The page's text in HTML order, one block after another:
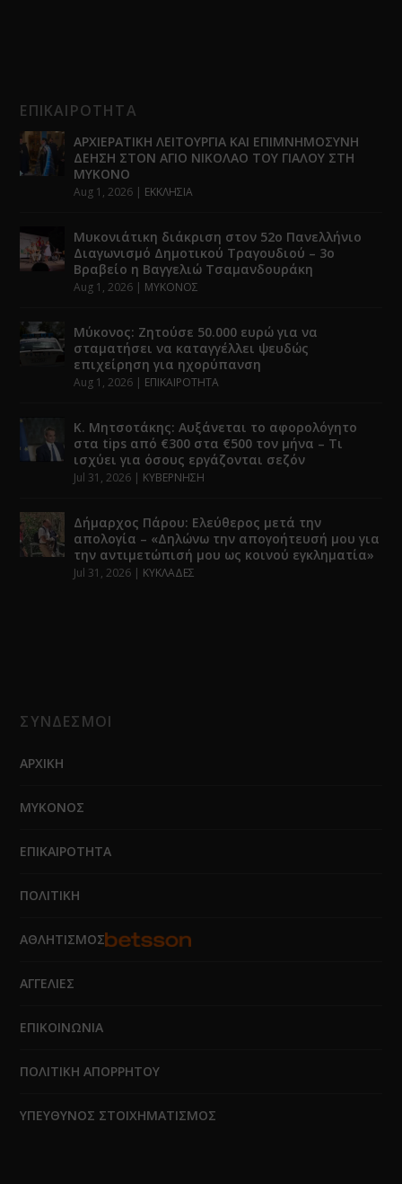
ΕΠΙΚΑΙΡΟΤΗΤΑ
ΑΡΧΙΕΡΑΤΙΚΗ ΛΕΙΤΟΥΡΓΙΑ ΚΑΙ ΕΠΙΜΝΗΜΟΣΥΝΗ
ΔΕΗΣΗ ΣΤΟΝ ΑΓΙΟ ΝΙΚΟΛΑΟ ΤΟΥ ΓΙΑΛΟΥ ΣΤΗ
ΜΥΚΟΝΟ
Aug 1, 2026 | ΕΚΚΛΗΣΙΑ
Μυκονιάτικη διάκριση στον 52ο Πανελλήνιο
Διαγωνισμό Δημοτικού Τραγουδιού – 3ο
Βραβείο η Βαγγελιώ Τσαμανδουράκη
Aug 1, 2026 | ΜΥΚΟΝΟΣ
Μύκονος: Ζητούσε 50.000 ευρώ για να
σταματήσει να καταγγέλλει ψευδώς
επιχείρηση για ηχορύπανση
Aug 1, 2026 | ΕΠΙΚΑΙΡΟΤΗΤΑ
Κ. Μητσοτάκης: Αυξάνεται το αφορολόγητο
στα tips από €300 στα €500 τον μήνα – Τι
ισχύει για όσους εργάζονται σεζόν
Jul 31, 2026 | ΚΥΒΕΡΝΗΣΗ
Δήμαρχος Πάρου: Ελεύθερος μετά την
απολογία – «Δηλώνω την απογοήτευσή μου για
την αντιμετώπισή μου ως κοινού εγκληματία»
Jul 31, 2026 | ΚΥΚΛΑΔΕΣ
ΣΥΝΔΕΣΜΟΙ
ΑΡΧΙΚΗ
ΜΥΚΟΝΟΣ
ΕΠΙΚΑΙΡΟΤΗΤΑ
ΠΟΛΙΤΙΚΗ
ΑΘΛΗΤΙΣΜΟΣ
ΑΓΓΕΛΙΕΣ
ΕΠΙΚΟΙΝΩΝΙΑ
ΠΟΛΙΤΙΚΗ ΑΠΟΡΡΗΤΟΥ
ΥΠΕΥΘΥΝΟΣ ΣΤΟΙΧΗΜΑΤΙΣΜΟΣ